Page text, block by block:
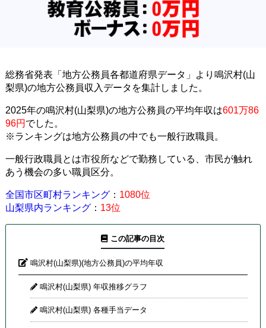
総務省発表「地方公務員各都道府県データ」より鳴沢村(山
梨県)の地方公務員収入データを集計しました。
2025年の鳴沢村(山梨県)の地方公務員の平均年収は601万86
96円 でした。
※ランキングは地方公務員の中でも一般行政職員。
一般行政職員とは市役所などで勤務している、市民が触れ
あう機会の多い職員区分。
全国市区町村ランキング： 1080位
山梨県内ランキング： 13位
この記事の目次
鳴沢村(山梨県)(地方公務員)の平均年収
鳴沢村(山梨県) 年収推移グラフ
鳴沢村(山梨県) 各種手当データ